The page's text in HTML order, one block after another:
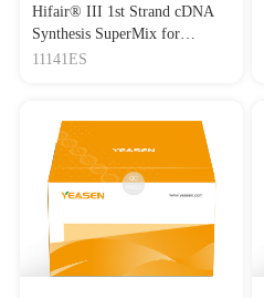
Hifair® III 1st Strand cDNA
Synthesis SuperMix for
qPCR(gDNA digester plus)
11141ES